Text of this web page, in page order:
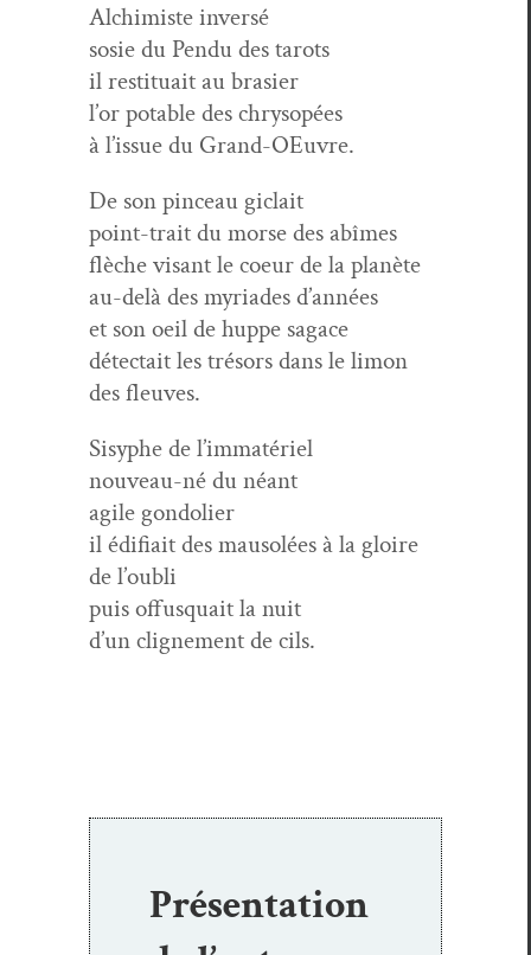
Alchimiste inver­sé
sosie du Pen­du des tarots
il resti­tu­ait au brasier
l’or potable des chrysopées
à l’is­sue du Grand-OEuvre.
De son pinceau giclait
point-trait du morse des abîmes
flèche visant le coeur de la planète
au-delà des myr­i­ades d’années
et son oeil de huppe sagace
détec­tait les tré­sors dans le limon
des fleuves.
Sisyphe de l’immatériel
nou­veau-né du néant
agile gondolier
il édi­fi­ait des mau­solées à la gloire
de l’oubli
puis offusquait la nuit
d’un cligne­ment de cils.
Présentation